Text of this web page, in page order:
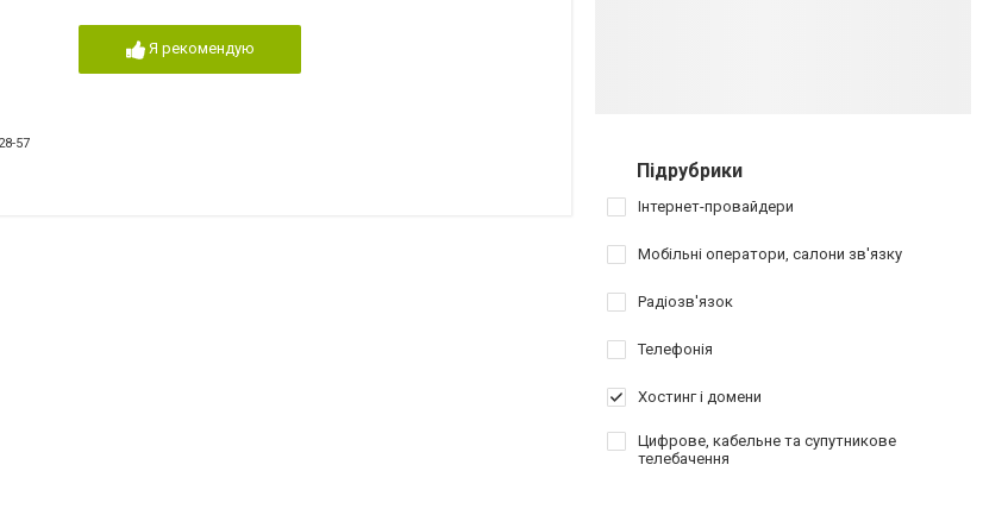
57
Я рекомендую
Підрубрики
Інтернет-провайдери
Мобільні оператори, салони зв'язку
Радіозв'язок
Телефонія
Хостинг і домени
Цифрове, кабельне та супутникове
телебачення